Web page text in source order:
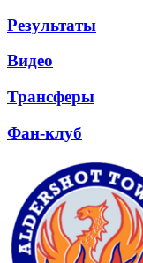
Результаты
Видео
Трансферы
Фан-клуб